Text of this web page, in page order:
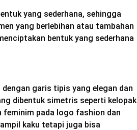
yang sederhana, sehingga
yang berlebihan atau tambahan
bentuk yang sederhana
garis tipis yang elegan dan
dibentuk simetris seperti kelopak
feminim pada logo fashion dan
kaku tetapi juga bisa